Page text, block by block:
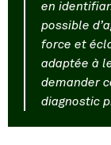
en
possible
force et
adaptée à
demander
diagnostic